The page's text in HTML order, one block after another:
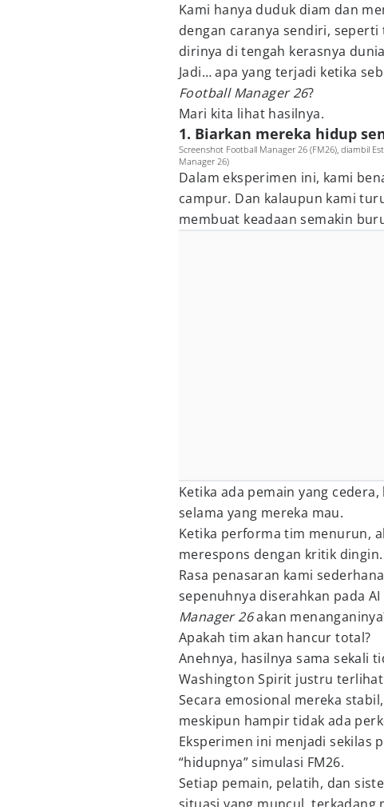
Kami hanya duduk diam dan
dengan caranya sendiri,
dirinya di tengah kerasnya
Jadi… apa yang terjadi ketika
Football Manager 26?
Mari kita lihat hasilnya.
1. Biarkan mereka hidup
Screenshot Football Manager 26 (FM26), diambil
Manager 26)
Dalam eksperimen ini, kami
campur. Dan kalaupun kami
membuat keadaan semakin
Ketika ada pemain yang
selama yang mereka mau.
Ketika performa tim menurun,
merespons dengan kritik dingin.
Rasa penasaran kami
sepenuhnya diserahkan pada
Manager 26akan
Apakah tim akan hancur total?
Anehnya, hasilnya sama sekali
Washington Spirit justru
Secara emosional mereka
meskipun hampir tidak ada
Eksperimen ini menjadi sekilas
“hidupnya” simulasi FM26.
Setiap pemain, pelatih, dan